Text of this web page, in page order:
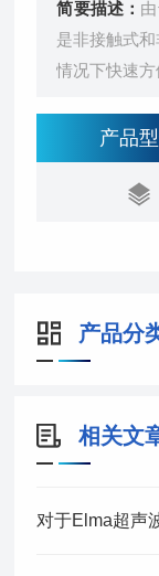
简要描述：
是非接触式
情况下快速
产品
产品分
相关文
对于Elma超声